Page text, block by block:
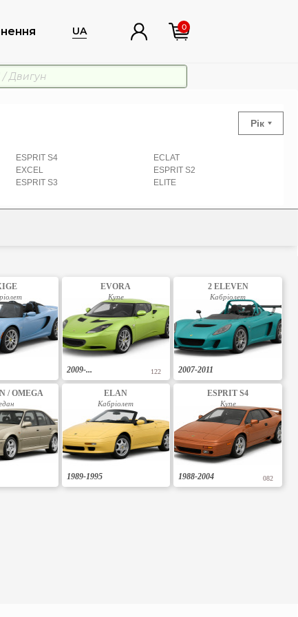
UA 0
Рік
ESPRIT S4
EXCEL
ESPRIT S3
ECLAT
ESPRIT S2
ELITE
EVORA
Купе
2009-... 122
2 ELEVEN
Кабріолет
2007-2011
/ OMEGA ELAN
Кабріолет
1989-1995
ESPRIT S4
Купе
1988-2004 082